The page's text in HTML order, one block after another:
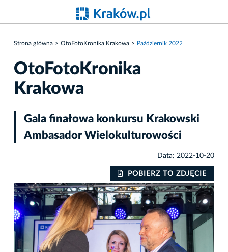
Strona główna OtoFotoKronika Krakowa Październik 2022
OtoFotoKronika
Krakowa
Gala finałowa konkursu Krakowski
Ambasador Wielokulturowości
Data: 2022-10-20
POBIERZ TO ZDJĘCIE